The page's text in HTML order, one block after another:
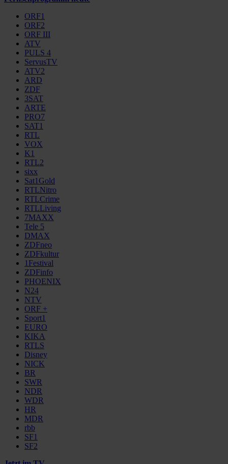
ORF1
ORF2
ORF III
ATV
PULS 4
ServusTV
ATV2
ARD
ZDF
3SAT
ARTE
PRO7
SAT1
RTL
VOX
K1
RTL2
sixx
Sat1Gold
RTLNitro
RTLCrime
RTLLiving
7MAXX
Tele 5
DMAX
ZDFneo
ZDFkultur
1Festival
ZDFinfo
PHOENIX
N24
NTV
ORF +
Sport1
EURO
KIKA
RTLS
Disney
NICK
BR
SWR
NDR
WDR
HR
MDR
rbb
SF1
SF2